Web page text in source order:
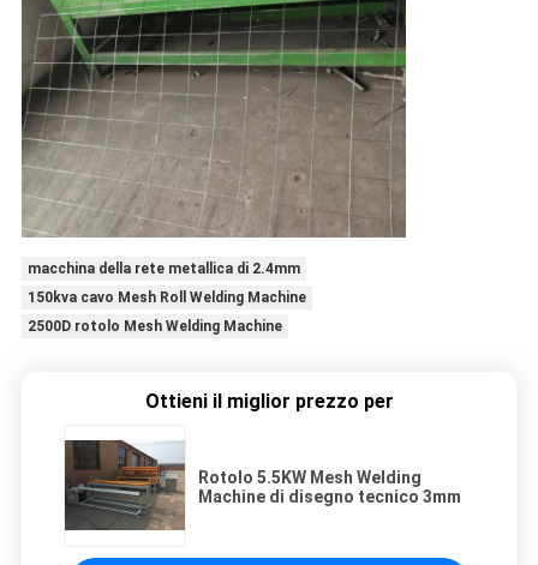
macchina della rete metallica di 2.4mm
150kva cavo Mesh Roll Welding Machine
2500D rotolo Mesh Welding Machine
Ottieni il miglior prezzo per
Rotolo 5.5KW Mesh Welding
Machine di disegno tecnico 3mm